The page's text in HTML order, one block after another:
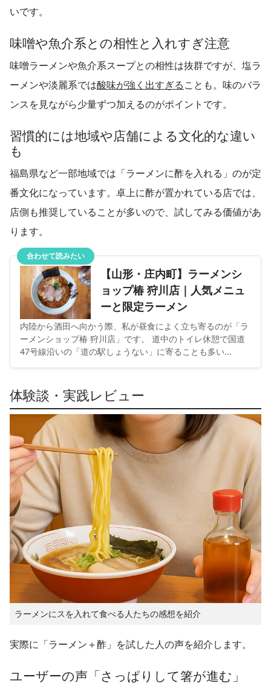
いです。
味噌や魚介系との相性と入れすぎ注意
味噌ラーメンや魚介系スープとの相性は抜群ですが、塩ラ
ーメンや淡麗系では酸味が強く出すぎることも。味のバラ
ンスを見ながら少量ずつ加えるのがポイントです。
習慣的には地域や店舗による文化的な違い
も
福島県など一部地域では「ラーメンに酢を入れる」のが定
番文化になっています。卓上に酢が置かれている店では、
店側も推奨していることが多いので、試してみる価値があ
ります。
合わせて読みたい
【山形・庄内町】ラーメンシ
ョップ椿 狩川店｜人気メニュ
ーと限定ラーメン
内陸から酒田へ向かう際、私が昼食によく立ち寄るのが「ラ
ーメンショップ椿 狩川店」です。 道中のトイレ休憩で国道
47号線沿いの「道の駅しょうない」に寄ることも多い...
体験談・実践レビュー
ラーメンにスを入れて食べる人たちの感想を紹介
実際に「ラーメン＋酢」を試した人の声を紹介します。
ユーザーの声「さっぱりして箸が進む」